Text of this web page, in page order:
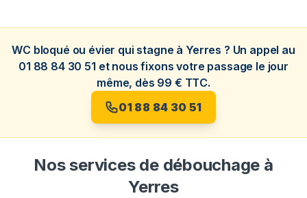
WC bloqué ou évier qui stagne à Yerres ? Un appel au
01 88 84 30 51 et nous fixons votre passage le jour
même, dès 99 € TTC.
01 88 84 30 51
Nos services de débouchage à
Yerres